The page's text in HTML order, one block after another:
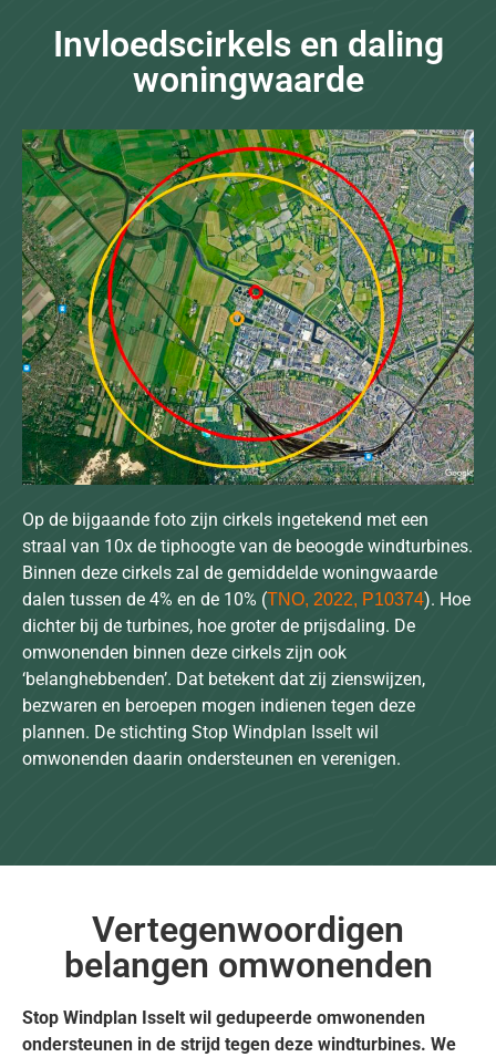
Invloedscirkels en daling
woningwaarde
Op de bijgaande foto zijn cirkels ingetekend met een
straal van 10x de tiphoogte van de beoogde windturbines.
Binnen deze cirkels zal de gemiddelde woningwaarde
dalen tussen de 4% en de 10% (TNO, 2022, P10374). Hoe
dichter bij de turbines, hoe groter de prijsdaling. De
omwonenden binnen deze cirkels zijn ook
‘belanghebbenden’. Dat betekent dat zij zienswijzen,
bezwaren en beroepen mogen indienen tegen deze
plannen. De stichting Stop Windplan Isselt wil
omwonenden daarin ondersteunen en verenigen.
Vertegenwoordigen
belangen omwonenden
Stop Windplan Isselt wil gedupeerde omwonenden
ondersteunen in de strijd tegen deze windturbines. We